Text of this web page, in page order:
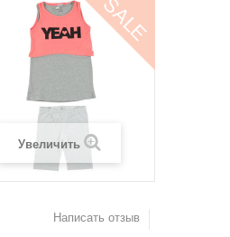
SALE
Увеличить
Написать отзыв
8 9,2 10,2
тела, а не одежды